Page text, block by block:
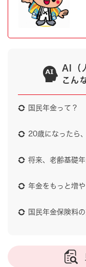
AI（
こん
国民年金って？
20歳になったら
将来、老齢基礎
年金をもっと増
国民年金保険料